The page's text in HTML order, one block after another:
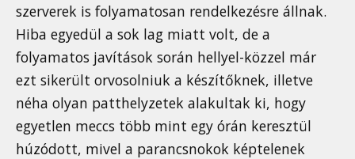
szerverek is folyamatosan rendelkezésre állnak.
Hiba egyedül a sok lag miatt volt, de a
folyamatos javítások során hellyel-közzel már
ezt sikerült orvosolniuk a készítőknek, illetve
néha olyan patthelyzetek alakultak ki, hogy
egyetlen meccs több mint egy órán keresztül
húzódott, mivel a parancsnokok képtelenek